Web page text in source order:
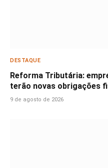
DESTAQUE
Reforma Tributária:
terão novas obrigações
9 de agosto de 2026